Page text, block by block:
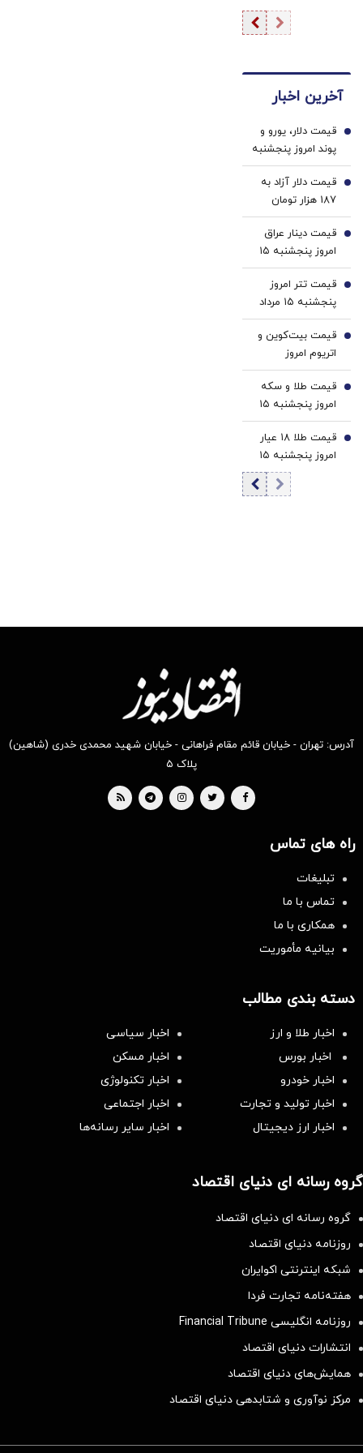
سیگنال‌های
مثبت به
رسید!
اسلامی برای
برخورد با ۲
بوی خیانت به
مشام می‌رسد
آخرین اخبار
قیمت دلار، یورو و
پوند امروز پنجشنبه
۱۵ مرداد 1405/
کاهش قیمت دلار و
یورو
1
قیمت دلار آزاد به
187 هزار تومان
رسید
2
قیمت دینار عراق
امروز پنجشنبه ۱۵
مرداد 1405/ کاهش
قیمت دینار
3
قیمت تتر امروز
پنجشنبه ۱۵ مرداد
1405 / کاهش
قیمت تتر
4
قیمت بیت‌کوین و
اتریوم امروز
پنجشنبه ۱۵ مرداد
۱۴۰۵/ کاهش
قیمت بیت‌کوین
5
قیمت طلا و سکه
امروز پنجشنبه ۱۵
مرداد ۱۴۰۵/افزایش
قیمت طلا و سکه
6
قیمت طلا ۱۸ عیار
امروز پنجشنبه ۱۵
مرداد ۱۴۰۵/افزایش
7
آدرس: تهران - خیابان قائم مقام فراهانی - خیابان شهید محمدی خدری (شاهین)
پلاک ۵
راه های تماس
تبلیغات
تماس با ما
همکاری با ما
بیانیه مأموریت
دسته بندی مطالب
اخبار طلا و ارز
اخبار سیاسی
اخبار بورس
اخبار مسکن
اخبار خودرو
اخبار تکنولوژی
اخبار تولید و تجارت
اخبار اجتماعی
اخبار ارز دیجیتال
اخبار سایر رسانه‌‌ها
گروه رسانه ای دنیای اقتصاد
گروه رسانه ای دنیای اقتصاد
روزنامه دنیای اقتصاد
شبکه اینترنتی اکوایران
هفته‌نامه تجارت فردا
روزنامه انگلیسی Financial Tribune
انتشارات دنیای اقتصاد
همایش‌های دنیای اقتصاد
مرکز نوآوری و شتابدهی دنیای اقتصاد